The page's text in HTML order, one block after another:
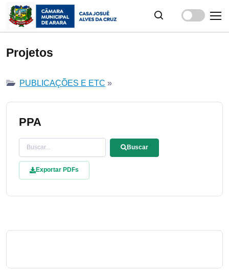
Projetos
PUBLICAÇÕES E ETC »
PPA
Buscar
Exportar PDFs